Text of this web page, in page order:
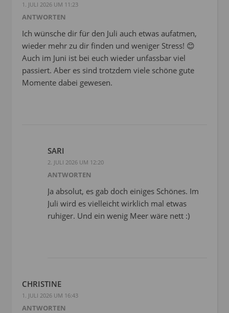
1. JULI 2026 UM 11:23
ANTWORTEN
Ich wünsche dir für den Juli auch etwas aufatmen,
wieder mehr zu dir finden und weniger Stress! 😊
Auch im Juni ist bei euch wieder unfassbar viel
passiert. Aber es sind trotzdem viele schöne gute
Momente dabei gewesen.
SARI
2. JULI 2026 UM 12:20
ANTWORTEN
Ja absolut, es gab doch einiges Schönes. Im
Juli wird es vielleicht wirklich mal etwas
ruhiger. Und ein wenig Meer wäre nett :)
CHRISTINE
1. JULI 2026 UM 16:43
ANTWORTEN